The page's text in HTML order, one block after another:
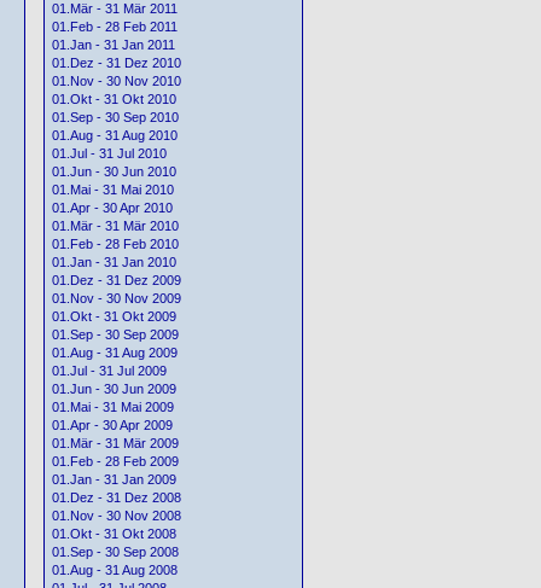
01.Mär - 31 Mär 2011
01.Feb - 28 Feb 2011
01.Jan - 31 Jan 2011
01.Dez - 31 Dez 2010
01.Nov - 30 Nov 2010
01.Okt - 31 Okt 2010
01.Sep - 30 Sep 2010
01.Aug - 31 Aug 2010
01.Jul - 31 Jul 2010
01.Jun - 30 Jun 2010
01.Mai - 31 Mai 2010
01.Apr - 30 Apr 2010
01.Mär - 31 Mär 2010
01.Feb - 28 Feb 2010
01.Jan - 31 Jan 2010
01.Dez - 31 Dez 2009
01.Nov - 30 Nov 2009
01.Okt - 31 Okt 2009
01.Sep - 30 Sep 2009
01.Aug - 31 Aug 2009
01.Jul - 31 Jul 2009
01.Jun - 30 Jun 2009
01.Mai - 31 Mai 2009
01.Apr - 30 Apr 2009
01.Mär - 31 Mär 2009
01.Feb - 28 Feb 2009
01.Jan - 31 Jan 2009
01.Dez - 31 Dez 2008
01.Nov - 30 Nov 2008
01.Okt - 31 Okt 2008
01.Sep - 30 Sep 2008
01.Aug - 31 Aug 2008